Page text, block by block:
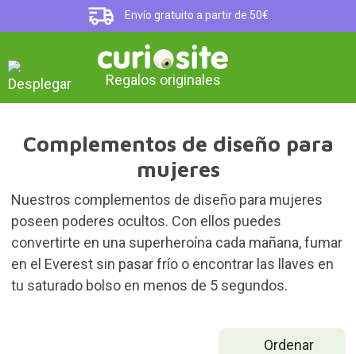
Envío gratuito a partir de 50€
Regalos originales
Complementos de diseño para
mujeres
Nuestros complementos de diseño para mujeres
poseen poderes ocultos. Con ellos puedes
convertirte en una superheroína cada mañana, fumar
en el Everest sin pasar frío o encontrar las llaves en
tu saturado bolso en menos de 5 segundos.
Ordenar